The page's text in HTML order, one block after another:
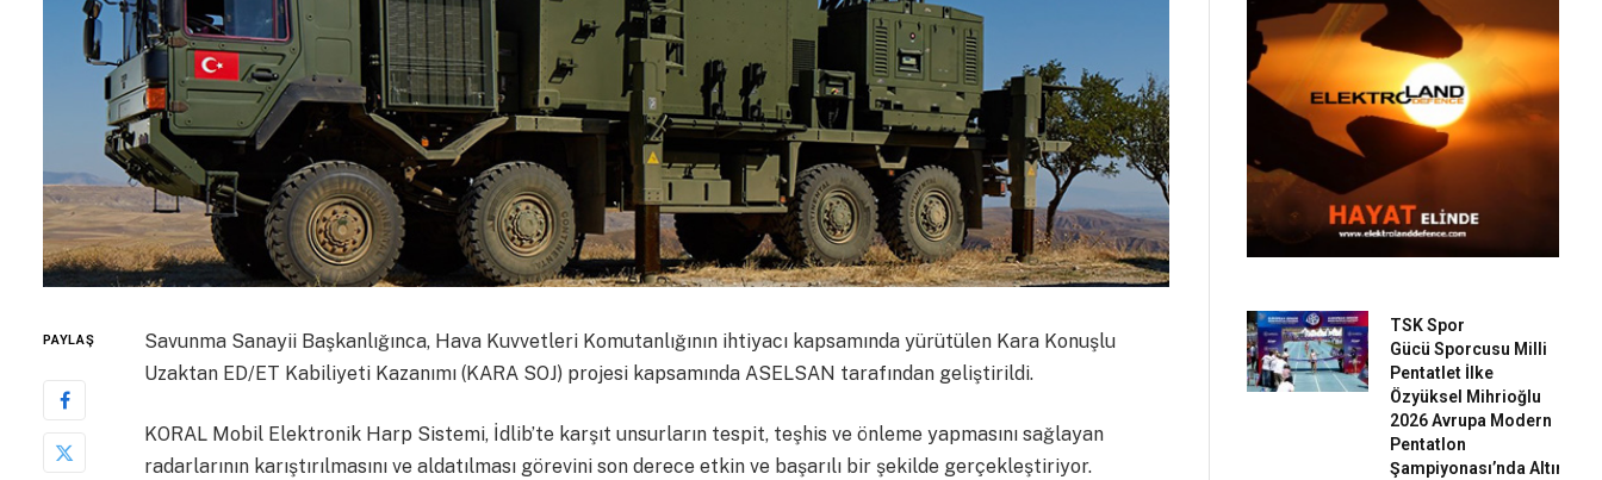
PAYLAŞ
Savunma Sanayii Başkanlığınca, Hava Kuvvetleri Komutanlığının ihtiyacı kapsamında yürütülen Kara Konuşlu
Uzaktan ED/ET Kabiliyeti Kazanımı (KARA SOJ) projesi kapsamında ASELSAN tarafından geliştirildi.
KORAL Mobil Elektronik Harp Sistemi, İdlib’te karşıt unsurların tespit, teşhis ve önleme yapmasını sağlayan
radarlarının karıştırılmasını ve aldatılması görevini son derece etkin ve başarılı bir şekilde gerçekleştiriyor.
TSK Spor
Gücü Sporcusu Milli
Pentatlet İlke
Özyüksel Mihrioğlu
2026 Avrupa Modern
Pentatlon
Şampiyonası’nda Altın